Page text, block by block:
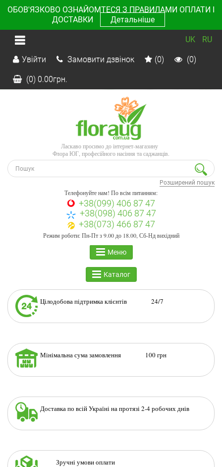
ОБОВ'ЯЗКОВО ОЗНАЙОМТЕСЯ З ПРАВИЛАМИ ОПЛАТИ І
ДОСТАВКИ
Детальніше
UK RU
Увійти Замовити дзвінок (0) (0)
(0) 0.00грн.
Ласкаво просимо до інтернет-магазину
Флора ЮГ, професійного насіння та саджанців.
Розширений пошук
Телефонуйте нам! По всім питанням:
+38(099) 406 87 47
+38(098) 406 87 47
+38(073) 466 87 47
Режим роботи: Пн-Пт з 9.00 до 18.00, Сб-Нд вихідний
Меню
Каталог
Цілодобова підтримка клієнтів 24/7
Мінімальна сума замовлення 100 грн
Доставка по всій Україні на протязі 2-4 робочих днів
Зручні умови оплати